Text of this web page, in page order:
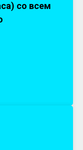
со всем